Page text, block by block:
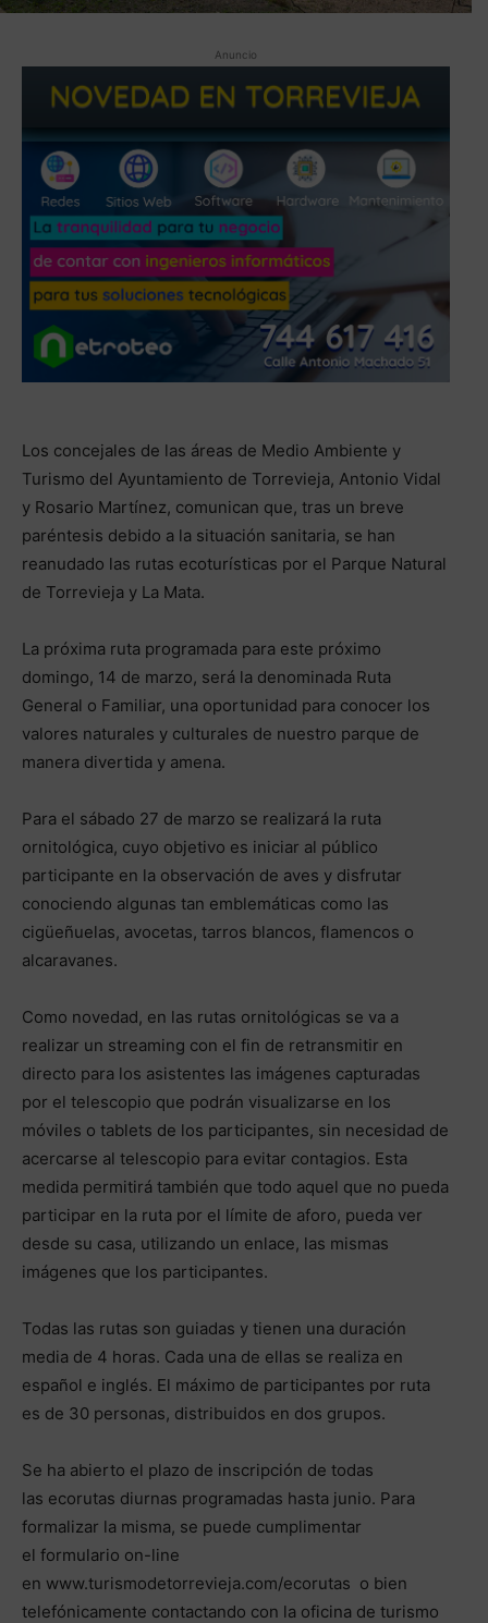
Anuncio
Los concejales de las áreas de Medio Ambiente y
Turismo del Ayuntamiento de Torrevieja, Antonio Vidal
y Rosario Martínez, comunican que, tras un breve
paréntesis debido a la situación sanitaria, se han
reanudado las rutas ecoturísticas por el Parque Natural
de Torrevieja y La Mata.
La próxima ruta programada para este próximo
domingo, 14 de marzo, será la denominada Ruta
General o Familiar, una oportunidad para conocer los
valores naturales y culturales de nuestro parque de
manera divertida y amena.
Para el sábado 27 de marzo se realizará la ruta
ornitológica, cuyo objetivo es iniciar al público
participante en la observación de aves y disfrutar
conociendo algunas tan emblemáticas como las
cigüeñuelas, avocetas, tarros blancos, flamencos o
alcaravanes.
Como novedad, en las rutas ornitológicas se va a
realizar un streaming con el fin de retransmitir en
directo para los asistentes las imágenes capturadas
por el telescopio que podrán visualizarse en los
móviles o tablets de los participantes, sin necesidad de
acercarse al telescopio para evitar contagios. Esta
medida permitirá también que todo aquel que no pueda
participar en la ruta por el límite de aforo, pueda ver
desde su casa, utilizando un enlace, las mismas
imágenes que los participantes.
Todas las rutas son guiadas y tienen una duración
media de 4 horas. Cada una de ellas se realiza en
español e inglés. El máximo de participantes por ruta
es de 30 personas, distribuidos en dos grupos.
Se ha abierto el plazo de inscripción de todas
las ecorutas diurnas programadas hasta junio. Para
formalizar la misma, se puede cumplimentar
el formulario on-line
en www.turismodetorrevieja.com/ecorutas o bien
telefónicamente contactando con la oficina de turismo